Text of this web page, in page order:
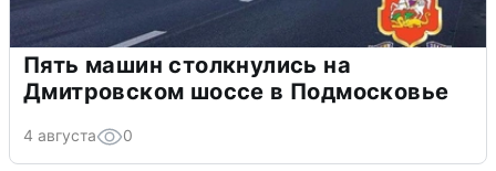
Пять машин столкнулись на
Дмитровском шоссе в Подмосковье
4 августа 0